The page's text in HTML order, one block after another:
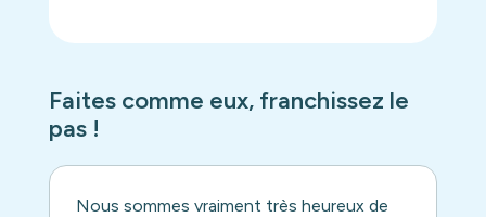
Faites comme eux, franchissez le
pas !
Nous sommes vraiment très heureux de